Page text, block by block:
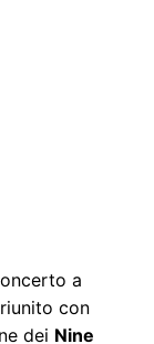
a
con
dei Nine